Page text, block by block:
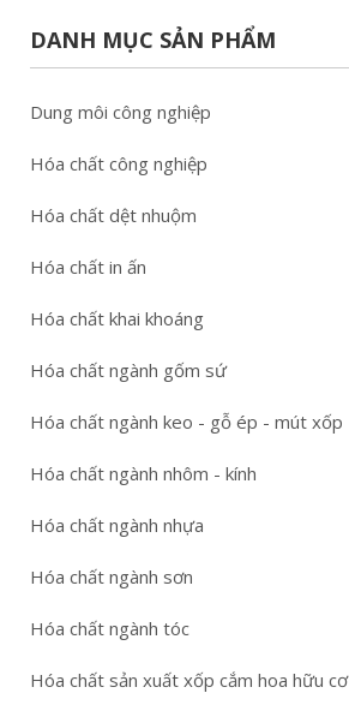
DANH MỤC SẢN PHẨM
Dung môi công nghiệp
Hóa chất công nghiệp
Hóa chất dệt nhuộm
Hóa chất in ấn
Hóa chất khai khoáng
Hóa chất ngành gốm sứ
Hóa chất ngành keo - gỗ ép - mút xốp
Hóa chất ngành nhôm - kính
Hóa chất ngành nhựa
Hóa chất ngành sơn
Hóa chất ngành tóc
Hóa chất sản xuất xốp cắm hoa hữu cơ